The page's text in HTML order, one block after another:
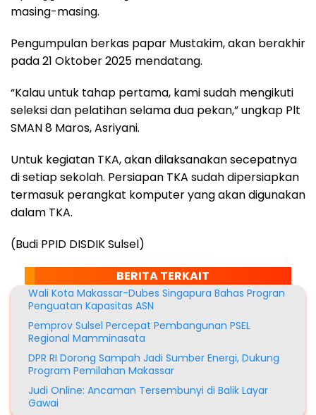
masing-masing.
Pengumpulan berkas papar Mustakim, akan berakhir
pada 21 Oktober 2025 mendatang.
“Kalau untuk tahap pertama, kami sudah mengikuti
seleksi dan pelatihan selama dua pekan,” ungkap Plt
SMAN 8 Maros, Asriyani.
Untuk kegiatan TKA, akan dilaksanakan secepatnya
di setiap sekolah. Persiapan TKA sudah dipersiapkan
termasuk perangkat komputer yang akan digunakan
dalam TKA.
(Budi PPID DISDIK Sulsel)
BERITA TERKAIT
Wali Kota Makassar-Dubes Singapura Bahas Progran
Penguatan Kapasitas ASN
Pemprov Sulsel Percepat Pembangunan PSEL
Regional Mamminasata
DPR RI Dorong Sampah Jadi Sumber Energi, Dukung
Program Pemilahan Makassar
Judi Online: Ancaman Tersembunyi di Balik Layar
Gawai